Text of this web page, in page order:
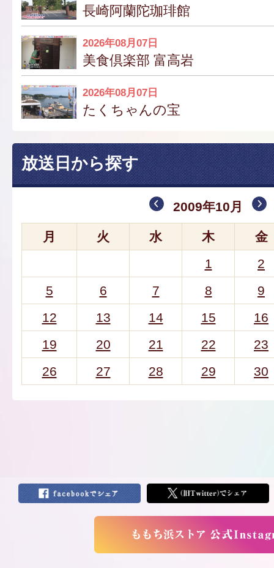
長崎阿蘭陀珈琲館
2026年08月07日
美食倶楽部 富高岩
2026年08月07日
たくちゃんの宝
放送日から探す
2009年10月
月 火 水 木
金
1
2
5
6 7 8
9
12
13 14 15
16
19
20 21 22
23
26
27 28 29 30